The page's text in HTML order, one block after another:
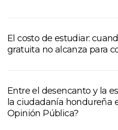
El costo de estudiar:
gratuita no alcanza para
Entre el desencanto y la
la ciudadanía hondureña
Opinión Pública?